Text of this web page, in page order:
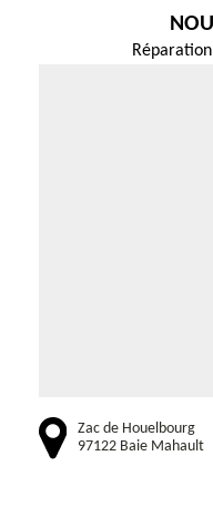
Zac de Houelbourg
97122 Baie Mahault